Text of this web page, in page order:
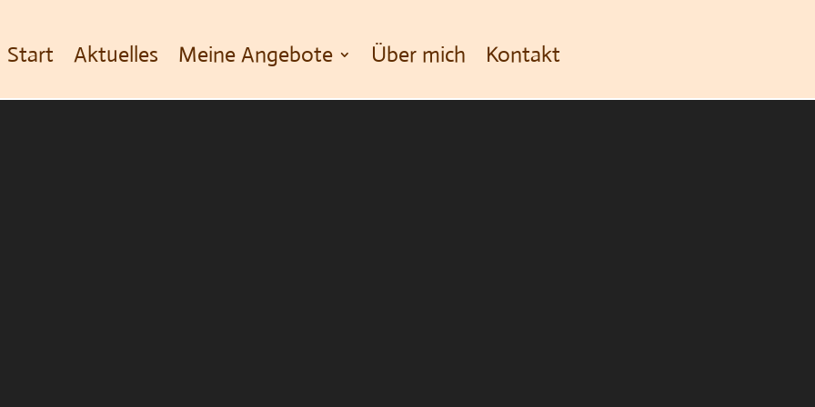
Start Aktuelles Meine Angebote Über mich Kontakt